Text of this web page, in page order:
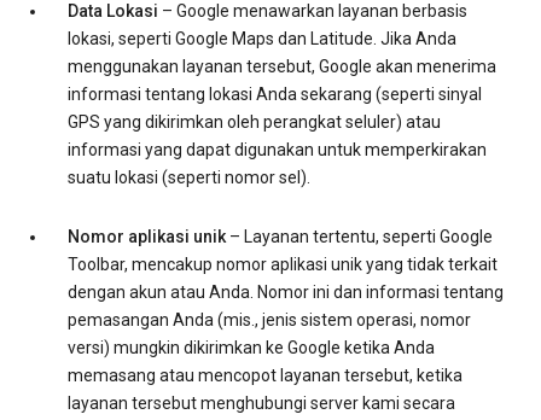
Data Lokasi – Google menawarkan layanan berbasis
lokasi, seperti Google Maps dan Latitude. Jika Anda
menggunakan layanan tersebut, Google akan menerima
informasi tentang lokasi Anda sekarang (seperti sinyal
GPS yang dikirimkan oleh perangkat seluler) atau
informasi yang dapat digunakan untuk memperkirakan
suatu lokasi (seperti nomor sel).
Nomor aplikasi unik – Layanan tertentu, seperti Google
Toolbar, mencakup nomor aplikasi unik yang tidak terkait
dengan akun atau Anda. Nomor ini dan informasi tentang
pemasangan Anda (mis., jenis sistem operasi, nomor
versi) mungkin dikirimkan ke Google ketika Anda
memasang atau mencopot layanan tersebut, ketika
layanan tersebut menghubungi server kami secara